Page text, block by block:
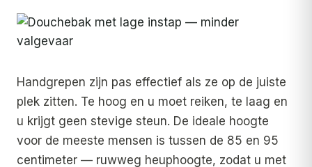
Handgrepen zijn pas effectief als ze op de juiste
plek zitten. Te hoog en u moet reiken, te laag en
u krijgt geen stevige steun. De ideale hoogte
voor de meeste mensen is tussen de 85 en 95
centimeter — ruwweg heuphoogte, zodat u met